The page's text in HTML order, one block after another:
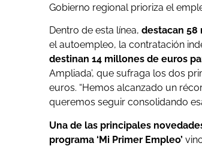
Gobierno regional prioriza el
Dentro de esta línea, destacan
el autoempleo, la contratación
destinan 14 millones de euros
Ampliada’, que sufraga los dos
euros. “Hemos alcanzado un
queremos seguir consolidando
Una de las principales
programa ‘Mi Primer Empleo’